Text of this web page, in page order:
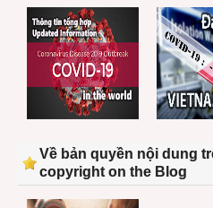
Về bản quyền nội dung
copyright on the Blog